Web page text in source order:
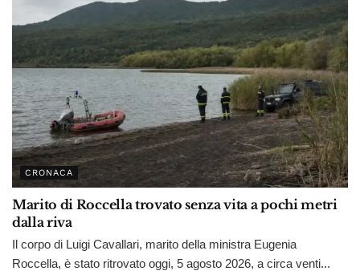
CRONACA
Marito di Roccella trovato senza vita a pochi metri
dalla riva
Il corpo di Luigi Cavallari, marito della ministra Eugenia
Roccella, è stato ritrovato oggi, 5 agosto 2026, a circa venti...